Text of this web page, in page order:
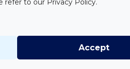
a megfelelő
képességet és segíti a
így gátolja a koleszterin lerakódását.
refer to our Privacy Policy.
Accept